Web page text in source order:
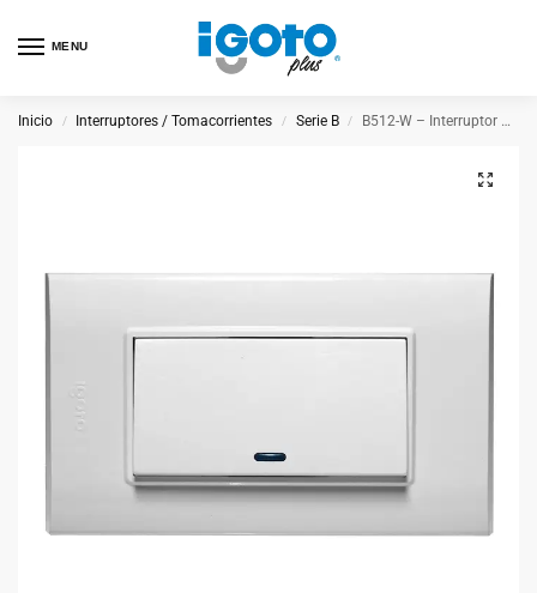
MENU
Inicio / Interruptores / Tomacorrientes / Serie B / B512-W – Interruptor Sencillo Largo Blanco